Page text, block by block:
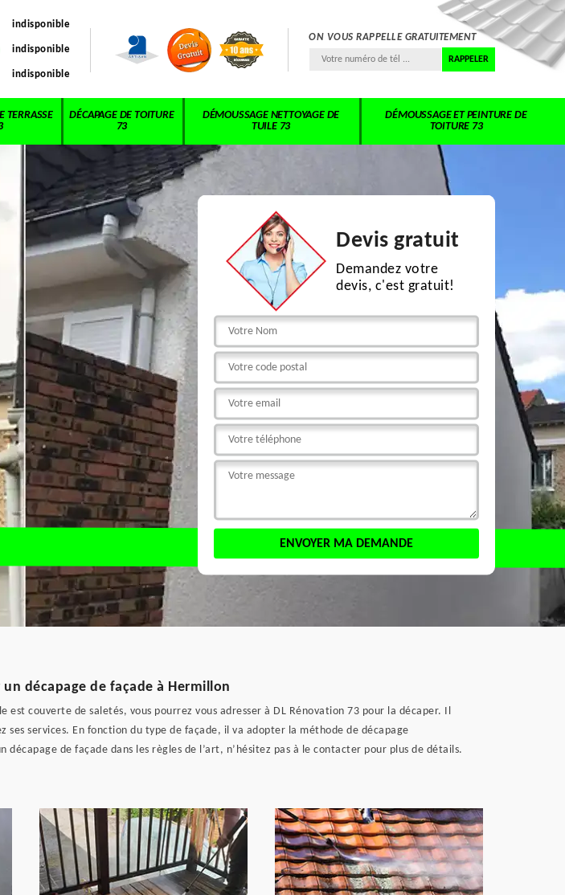
indisponible
indisponible
indisponible
ON VOUS RAPPELLE GRATUITEMENT
TERRASSE
DÉCAPAGE DE TOITURE
73
DÉMOUSSAGE NETTOYAGE DE
TUILE 73
DÉMOUSSAGE ET PEINTURE DE
TOITURE 73
Devis gratuit
Demandez votre
devis, c'est gratuit!
décapage de façade à Hermillon
couverte de saletés, vous pourrez vous adresser à DL Rénovation 73 pour la décaper. Il
services. En fonction du type de façade, il va adopter la méthode de décapage
de façade dans les règles de l’art, n’hésitez pas à le contacter pour plus de détails.